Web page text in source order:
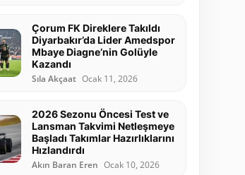
Çorum FK Direklere Takıldı
Diyarbakır’da Lider Amedspor
Mbaye Diagne’nin Golüyle
Kazandı
Sıla Akçaat Ocak 11, 2026
2026 Sezonu Öncesi Test ve
Lansman Takvimi Netleşmeye
Başladı Takımlar Hazırlıklarını
Hızlandırdı
Akın Baran Eren Ocak 10, 2026